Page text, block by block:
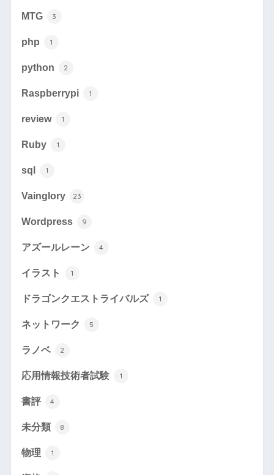
MTG 3
php 1
python 2
Raspberrypi 1
review 1
Ruby 1
sql 1
Vainglory 23
Wordpress 9
アズールレーン 4
イラスト 1
ドラゴンクエストライバルズ 1
ネットワーク 5
ラノベ 2
応用情報技術者試験 1
書評 4
未分類 8
物理 1